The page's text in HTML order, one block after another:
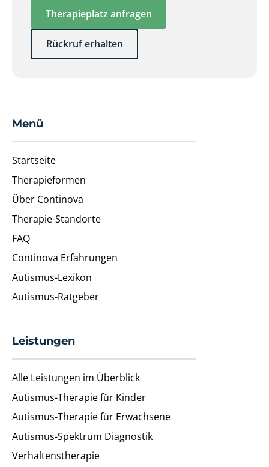
Therapieplatz anfragen
Rückruf erhalten
Menü
Startseite
Therapieformen
Über Continova
Therapie-Standorte
FAQ
Continova Erfahrungen
Autismus-Lexikon
Autismus-Ratgeber
Leistungen
Alle Leistungen im Überblick
Autismus-Therapie für Kinder
Autismus-Therapie für Erwachsene
Autismus-Spektrum Diagnostik
Verhaltenstherapie